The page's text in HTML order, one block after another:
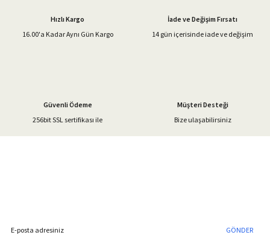
Ürün bilgilerinde hatalar bulunuyor.
Gönder
Hızlı Kargo
16.00'a Kadar Aynı Gün Kargo
İade ve Değişim Fırsatı
14 gün içerisinde iade ve değişim
Güvenli Ödeme
256bit SSL sertifikası ile
Müşteri Desteği
Bize ulaşabilirsiniz
GÖNDER